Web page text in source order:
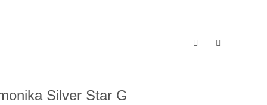
Silver Star G